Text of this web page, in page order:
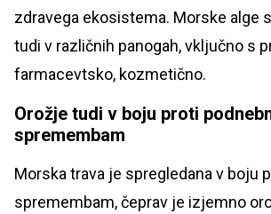
zdravega ekosistema. Morske alge
tudi v različnih panogah, vključno s
farmacevtsko, kozmetično.
Orožje tudi v boju proti
spremembam
Morska trava je spregledana v boju
spremembam, čeprav je izjemno